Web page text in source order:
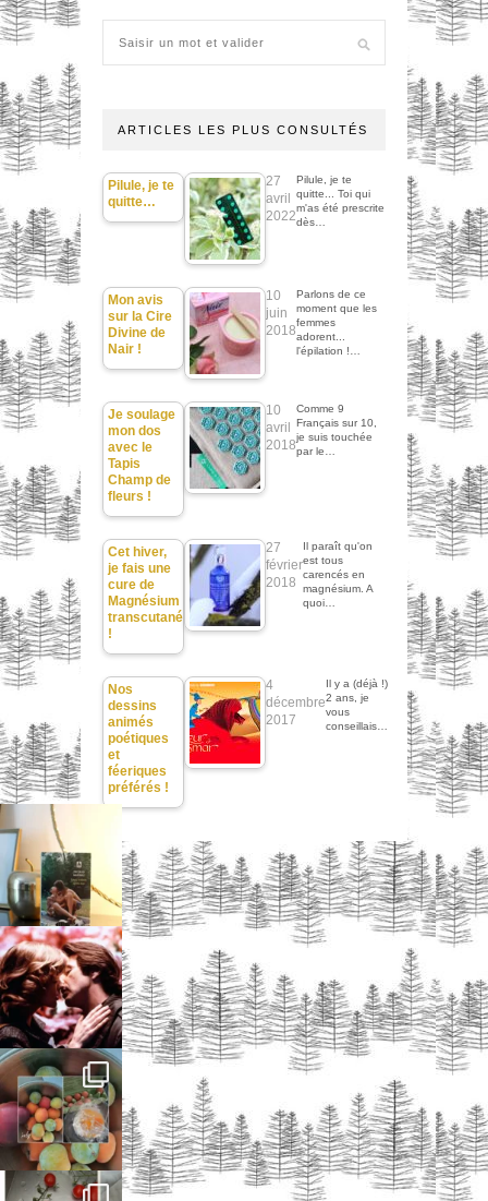
ARTICLES LES PLUS CONSULTÉS
Pilule, je te
quitte…
27
avril
2022
Pilule, je te
quitte... Toi qui
m'as été prescrite
dès…
Mon avis
sur la Cire
Divine de
Nair !
10
juin
2018
Parlons de ce
moment que les
femmes
adorent...
l'épilation !…
Je soulage
mon dos
avec le
Tapis
Champ de
fleurs !
10
avril
2018
Comme 9
Français sur 10,
je suis touchée
par le…
Cet hiver,
je fais une
cure de
Magnésium
transcutané
!
27
février
2018
Il paraît qu'on
est tous
carencés en
magnésium. A
quoi…
Nos
dessins
animés
poétiques
et
féeriques
préférés !
4
décembre
2017
Il y a (déjà !)
2 ans, je
vous
conseillais…